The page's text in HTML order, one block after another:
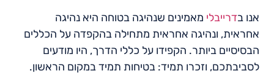
אנו בדרייבלי מאמינים שנהיגה בטוחה היא נהיגה
אחראית, ונהיגה אחראית מתחילה בהקפדה על הכללים
הבסיסיים ביותר. הקפידו על כללי הדרך, היו מודעים
לסביבתכם, וזכרו תמיד: בטיחות תמיד במקום הראשון.